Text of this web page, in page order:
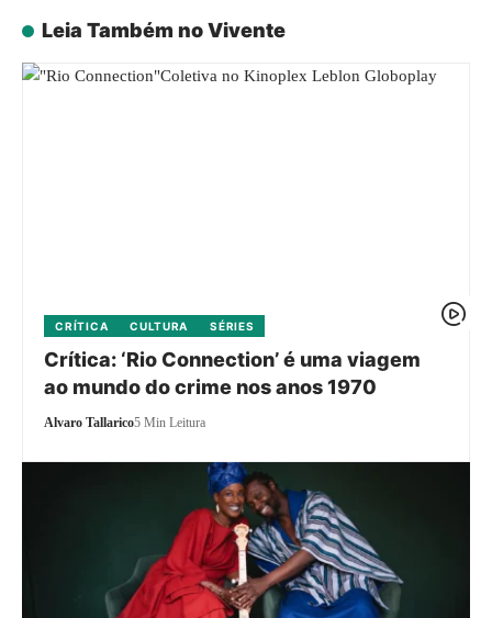
Leia Também no Vivente
CRÍTICA CULTURA SÉRIES
Crítica: ‘Rio Connection’ é uma viagem
ao mundo do crime nos anos 1970
Alvaro Tallarico5 Min Leitura